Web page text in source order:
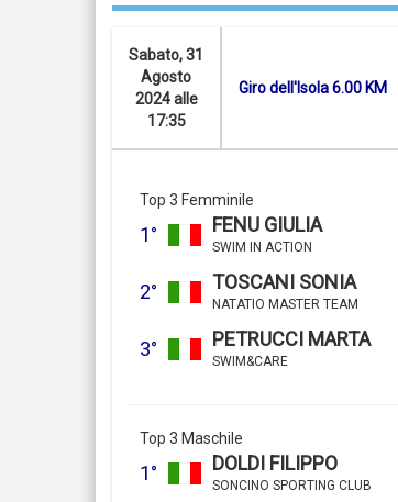
Sabato, 31
Agosto
2024 alle
17:35
Giro dell'Isola 6.00 KM
Top 3 Femminile
1° FENU GIULIA
SWIM IN ACTION
2° TOSCANI SONIA
NATATIO MASTER TEAM
3° PETRUCCI MARTA
SWIM&CARE
Top 3 Maschile
1° DOLDI FILIPPO
SONCINO SPORTING CLUB